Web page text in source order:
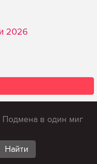
2026
Подмена в один миг